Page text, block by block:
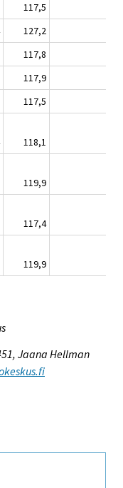
117,5
127,2
117,8
117,9
117,5
118,1
119,9
117,4
119,9
Jaana Hellman